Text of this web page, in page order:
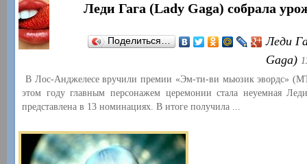
Леди Гага (Lady Gaga) собрала
Поделиться…
Леди
Gaga)
В Лос-Анджелесе вручили премии «Эм-ти-ви мьюзик эвордс»
этом году главным персонажем церемонии стала неуемная
представлена в 13 номинациях. В итоге получила ...